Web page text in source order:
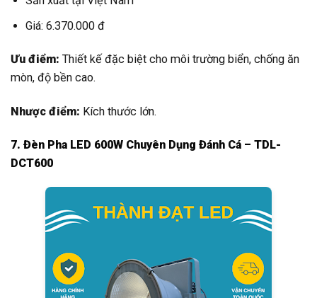
Giá: 6.370.000 đ
Ưu điểm: Thiết kế đặc biệt cho môi trường biển, chống ăn
mòn, độ bền cao.
Nhược điểm: Kích thước lớn.
7. Đèn Pha LED 600W Chuyên Dụng Đánh Cá – TDL-
DCT600